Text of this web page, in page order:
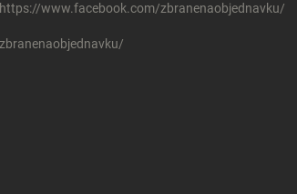
https://www.facebook.com/zbranenaobjednavku/
zbranenaobjednavku/